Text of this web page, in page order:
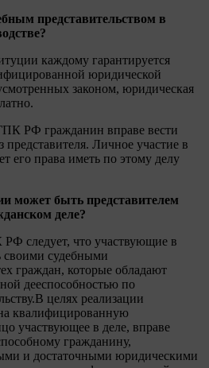
представительством в
каждому гарантируется
юридической
законом, юридическая
РФ гражданин вправе вести
представителя. Личное участие в
его права иметь по этому делу
может быть представителем
деле?
следует, что участвующие в
своими судебными
граждан, которые обладают
дееспособностью по
целях реализации
квалифицированную
участвующее в деле, вправе
гражданину,
и достаточными юридическими